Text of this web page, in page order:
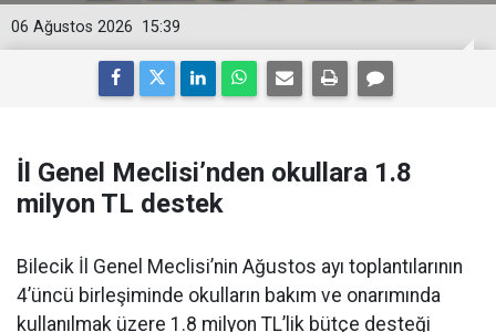
15:39
06 Ağustos 2026
İl Genel Meclisi’nden okullara 1.8
milyon TL destek
Bilecik İl Genel Meclisi’nin Ağustos ayı toplantılarının
4’üncü birleşiminde okulların bakım ve onarımında
kullanılmak üzere 1.8 milyon TL’lik bütçe desteği